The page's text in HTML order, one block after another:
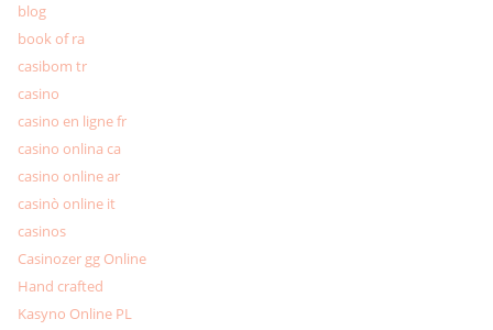
blog
book of ra
casibom tr
casino
casino en ligne fr
casino onlina ca
casino online ar
casinò online it
casinos
Casinozer gg Online
Hand crafted
Kasyno Online PL